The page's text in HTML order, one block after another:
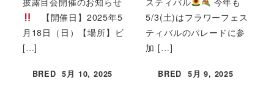
【開催日】2025年5
月18日（日）【場所】ビ
[…]
BRED
投稿日
5月 10, 2025
5/3(土)はフラワーフェス
ティバルのパレードに参
加 […]
BRED
投稿日
5月 9, 2025